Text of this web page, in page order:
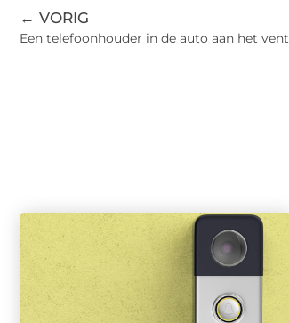
← VORIG
Een telefoonhouder in de auto aan het